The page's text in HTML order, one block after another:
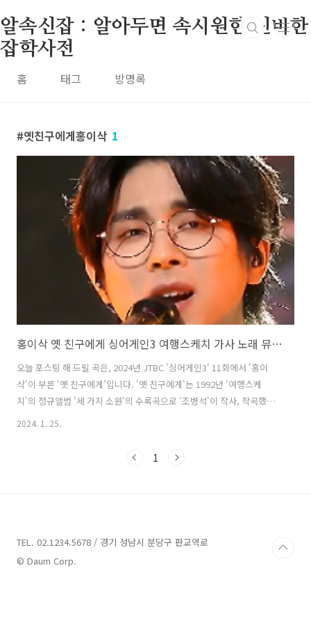
알속신잡 : 알아두면 속시원한 신비한
잡학사전
홈 태그 방명록
옛친구에게홍이삭 1
홍이삭 옛 친구에게 싱어게인3 여행스케치 가사 노래 뮤비 곡정보
오늘 포스팅 해 드릴 곡은, 2024년 JTBC '싱어게인3' 11회에서 '홍이
삭'이 부른 '옛 친구에게'입니다. '옛 친구에게'는 1992년 '여행스케
치'의 정규앨범 '세 가지 소원'의 수록곡으로 '조병석'이 작사, 작곡했습
니다. 옛 친구와의 우정을 돌아보고 친구에게 미안한 마음을 전하는 노래
적 역량을 보여주었습니다. 쓸쓸한 목소리로 조용히 시작해 조금씩 커지
2024. 1. 25.
1
TEL. 02.1234.5678 / 경기 성남시 분당구 판교역로
© Daum Corp.